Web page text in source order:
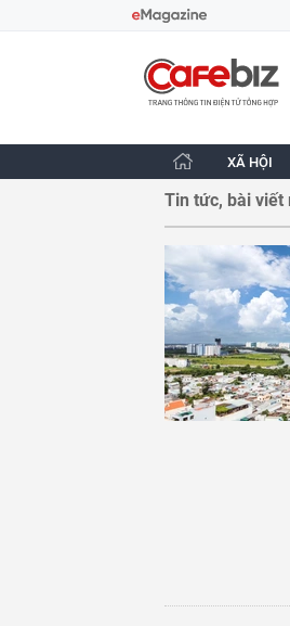
CafeBiz - Trang chủ
XÃ HỘI
Tin tức, bài viết